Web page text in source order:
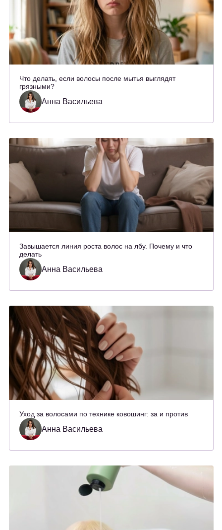
Что делать, если волосы после мытья выглядят
грязными?
Анна Васильева
Завышается линия роста волос на лбу. Почему и что
делать
Анна Васильева
Уход за волосами по технике ковошинг: за и против
Анна Васильева